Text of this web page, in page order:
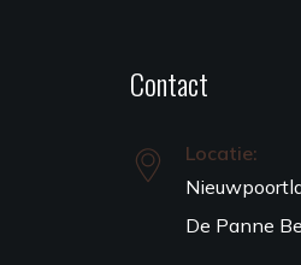
Contact
Locatie:
De Panne